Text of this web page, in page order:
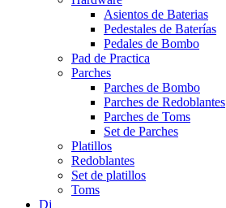
Asientos de Baterias
Pedestales de Baterías
Pedales de Bombo
Pad de Practica
Parches
Parches de Bombo
Parches de Redoblantes
Parches de Toms
Set de Parches
Platillos
Redoblantes
Set de platillos
Toms
Dj